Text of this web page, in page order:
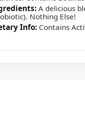
A delicious
Nothing Else!
Info: Contains